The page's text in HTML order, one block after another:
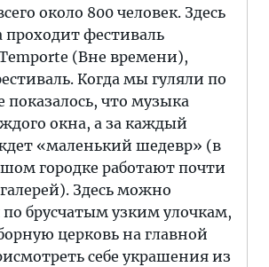
около 800 человек. Здесь
проходит фестиваль
Temporte (Вне времени),
Когда мы гуляли по
показалось, что музыка
окна, а за каждый
«маленький шедевр» (в
городке работают почти
Здесь можно
по брусчатым узким улочкам,
церковь на главной
себе украшения из